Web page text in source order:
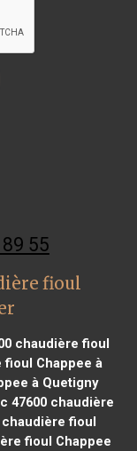
55
fioul
chaudière fioul
fioul Chappee à
à Quetigny
47600chaudière
chaudière fioul
fioul Chappee